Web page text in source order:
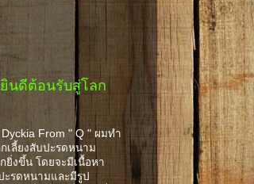
ยินดีต้อนรับสู่โลก
From " Q " ผมทำ
เลี้ยงสับปะรดหนาม
ยิ่งขึ้น โดยจะมีเนื้อหา
ะรดหนามและมีรูป